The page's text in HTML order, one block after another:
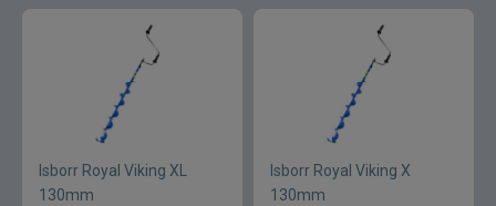
Isborr Royal Viking XL
130mm
Isborr Royal Viking X
130mm